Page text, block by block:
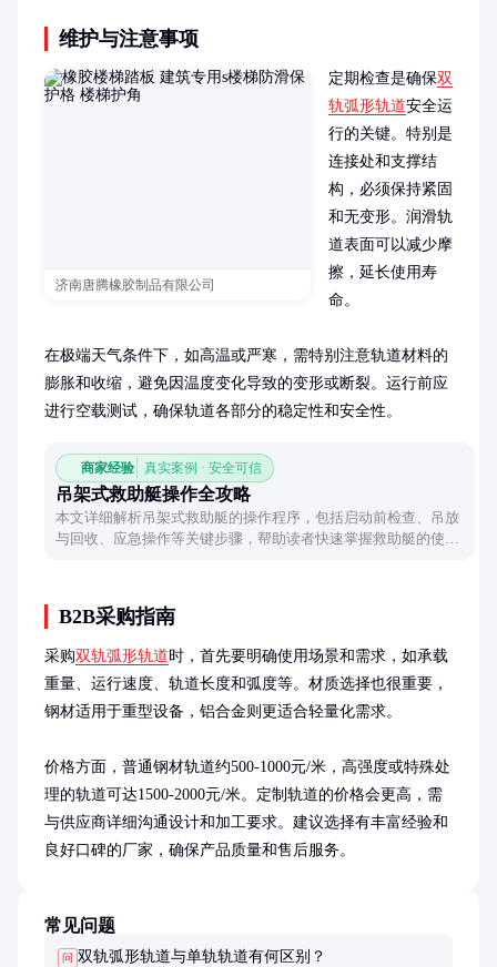
维护与注意事项
济南唐腾橡胶制品有限公司
定期检查是确保双
轨弧形轨道安全运
行的关键。特别是
连接处和支撑结
构，必须保持紧固
和无变形。润滑轨
道表面可以减少摩
擦，延长使用寿
命。
在极端天气条件下，如高温或严寒，需特别注意轨道材料的
膨胀和收缩，避免因温度变化导致的变形或断裂。运行前应
进行空载测试，确保轨道各部分的稳定性和安全性。
商家经验 真实案例 · 安全可信
吊架式救助艇操作全攻略
本文详细解析吊架式救助艇的操作程序，包括启动前检查、吊放
与回收、应急操作等关键步骤，帮助读者快速掌握救助艇的使用
B2B采购指南
采购双轨弧形轨道 时，首先要明确使用场景和需求，如承载
重量、运行速度、轨道长度和弧度等。材质选择也很重要，
钢材适用于重型设备，铝合金则更适合轻量化需求。
价格方面，普通钢材轨道约500-1000元/米，高强度或特殊处
理的轨道可达1500-2000元/米。定制轨道的价格会更高，需
与供应商详细沟通设计和加工要求。建议选择有丰富经验和
良好口碑的厂家，确保产品质量和售后服务。
常见问题
问 双轨弧形轨道与单轨轨道有何区别？